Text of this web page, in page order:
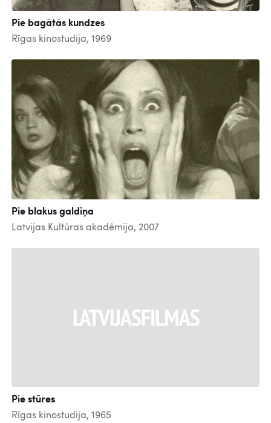
Pie bagātās kundzes
Rīgas kinostudija, 1969
Pie blakus galdiņa
Latvijas Kultūras akadēmija, 2007
Pie stūres
Rīgas kinostudija, 1965